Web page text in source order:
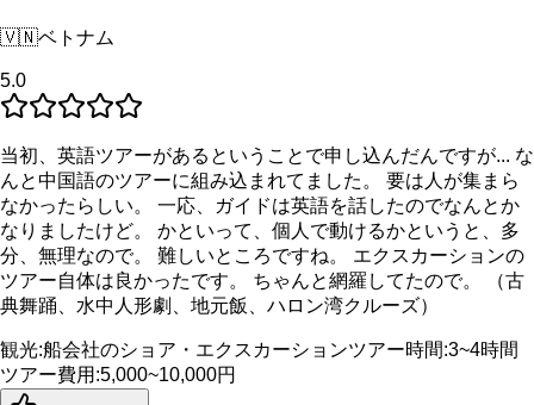
🇻🇳ベトナム
5.0
当初、英語ツアーがあるということで申し込んだんですが... な
んと中国語のツアーに組み込まれてました。 要は人が集まら
なかったらしい。 一応、ガイドは英語を話したのでなんとか
なりましたけど。 かといって、個人で動けるかというと、多
分、無理なので。 難しいところですね。 エクスカーションの
ツアー自体は良かったです。 ちゃんと網羅してたので。 （古
典舞踊、水中人形劇、地元飯、ハロン湾クルーズ）
観光:船会社のショア・エクスカーションツアー時間:3~4時間
ツアー費用 :5,000~10,000円